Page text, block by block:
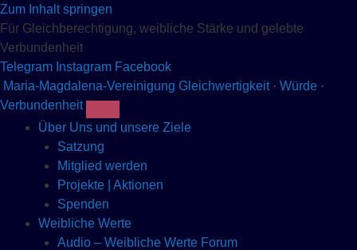
Zum Inhalt springen
Für Gleichberechtigung, weibliche Stärke und gelebte
Verbundenheit
Telegram Instagram Facebook
Maria-Magdalena-Vereinigung Gleichwertigkeit · Würde ·
Verbundenheit
Über Uns und unsere Ziele
Satzung
Mitglied werden
Projekte | Aktionen
Spenden
Weibliche Werte
Audio – Weibliche Werte Forum